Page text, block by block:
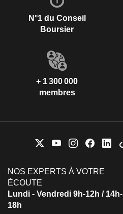
N°1 du Conseil
Boursier
+ 1 300 000
membres
NOS EXPERTS À VOTRE
ÉCOUTE
Lundi - Vendredi 9h-12h / 14h-
18h